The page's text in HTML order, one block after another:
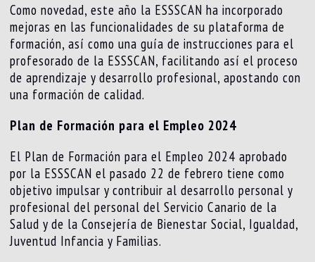
Como novedad, este año la ESSSCAN ha incorporado
mejoras en las funcionalidades de su plataforma de
formación, así como una guía de instrucciones para el
profesorado de la ESSSCAN, facilitando así el proceso
de aprendizaje y desarrollo profesional, apostando con
una formación de calidad.
Plan de Formación para el Empleo 2024
El Plan de Formación para el Empleo 2024 aprobado
por la ESSSCAN el pasado 22 de febrero tiene como
objetivo impulsar y contribuir al desarrollo personal y
profesional del personal del Servicio Canario de la
Salud y de la Consejería de Bienestar Social, Igualdad,
Juventud Infancia y Familias.